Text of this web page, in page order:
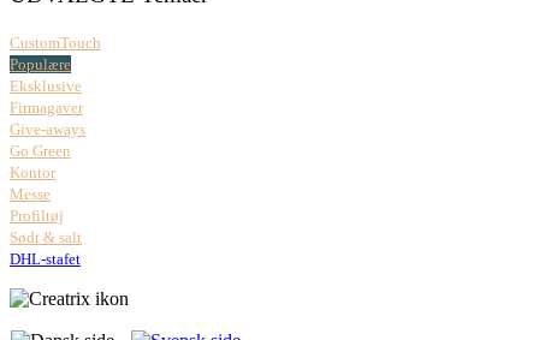
CustomTouch
Populære
Eksklusive
Firmagaver
Give-aways
Go Green
Kontor
Messe
Profiltøj
Sødt & salt
DHL-stafet